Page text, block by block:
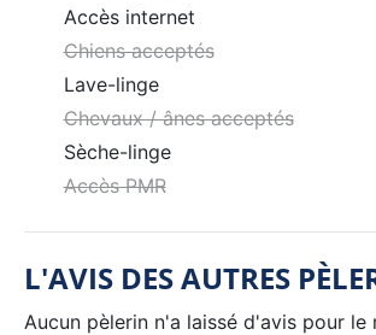
Accès internet
Chiens acceptés
Lave-linge
Chevaux / ânes acceptés
Sèche-linge
Accès PMR
L'AVIS DES AUTRES
Aucun pèlerin n'a laissé d'avis pour le